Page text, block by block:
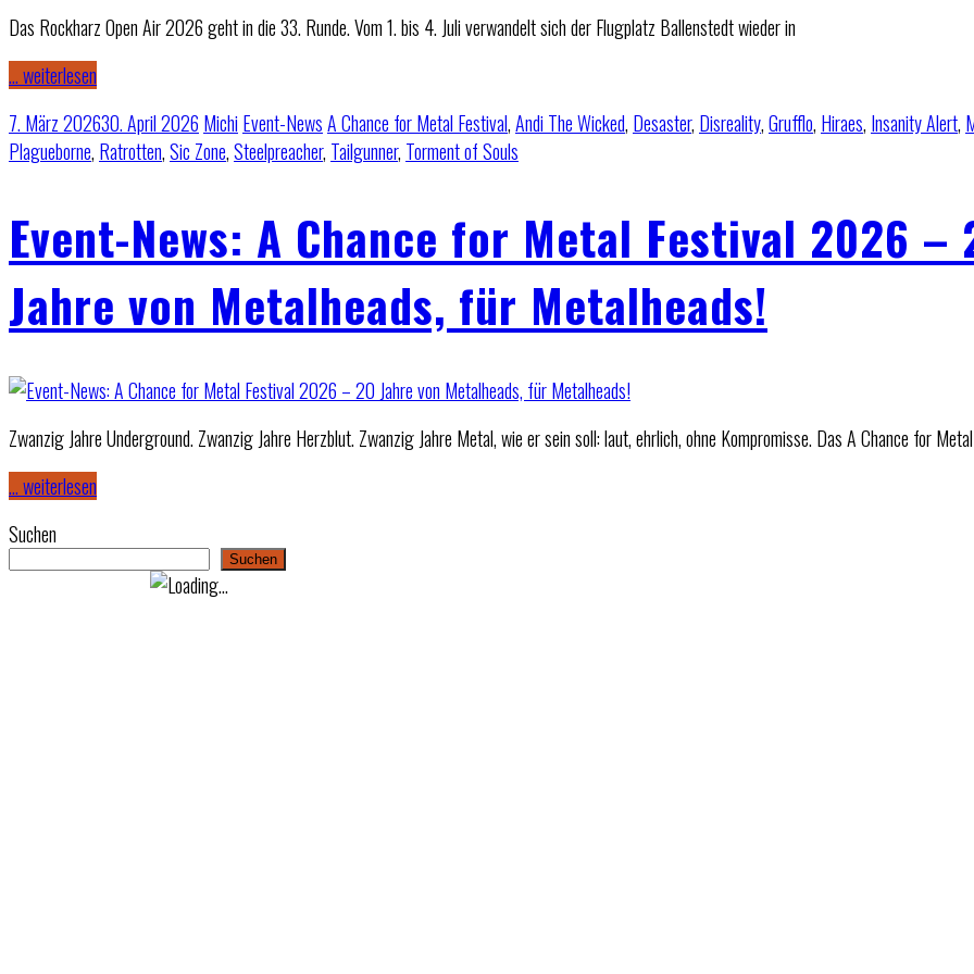
Das Rockharz Open Air 2026 geht in die 33. Runde. Vom 1. bis 4. Juli verwandelt sich der Flugplatz Ballenstedt wieder in
… weiterlesen
7. März 202630. April 2026 Michi Event-NewsA Chance for Metal Festival,Andi The Wicked, Desaster, Disreality,Grufflo, Hiraes, Insanity Alert,
Plagueborne, Ratrotten,Sic Zone,Steelpreacher, Tailgunner, Torment of Souls
Event-News: A Chance for Metal Festival 2026 –
Jahre von Metalheads, für Metalheads!
Zwanzig Jahre Underground. Zwanzig Jahre Herzblut. Zwanzig Jahre Metal, wie er sein soll: laut, ehrlich, ohne Kompromisse. Das A Chance for Metal
… weiterlesen
Suchen
Suchen